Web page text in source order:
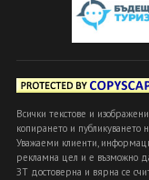
Всички текстове и
копирането и публикуването
Уважаеми клиенти,
рекламна цел и е възможно
ЗТ достоверна и вярна се